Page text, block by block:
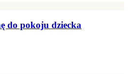
do pokoju dziecka